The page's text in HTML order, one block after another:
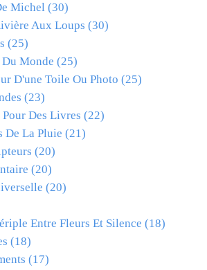
Michel (30)
Aux Loups (30)
(25)
Du Monde (25)
D'une Toile Ou Photo (25)
(23)
Des Livres (22)
De La Pluie (21)
(20)
(20)
(20)
Entre Fleurs Et Silence (18)
(18)
(17)